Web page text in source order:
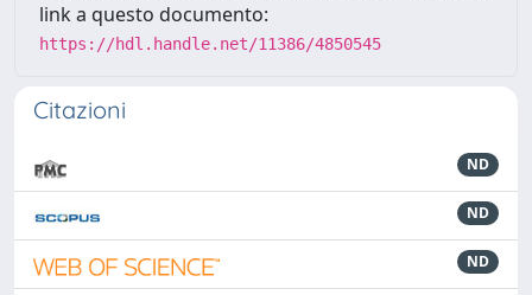
link a questo documento:
https://hdl.handle.net/11386/4850545
Citazioni
ND
ND
ND